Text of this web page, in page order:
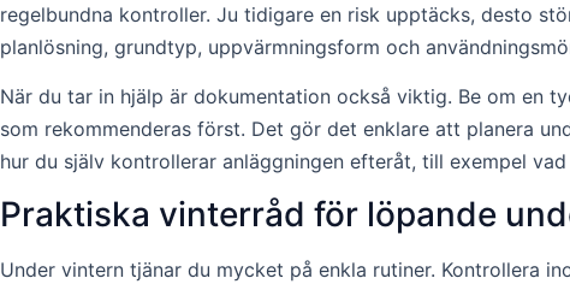
regelbundna kontroller. Ju tidigare en risk upptäcks, desto
planlösning, grundtyp, uppvärmningsform och
När du tar in hjälp är dokumentation också viktig. Be om en
som rekommenderas först. Det gör det enklare att planera
hur du själv kontrollerar anläggningen efteråt, till exempel
Praktiska vinterråd för löpande
Under vintern tjänar du mycket på enkla rutiner. Kontrollera